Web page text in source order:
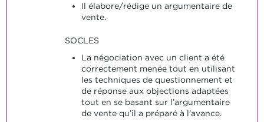
Il élabore/rédige un argumentaire de
vente.
SOCLES
La négociation avec un client a été
correctement menée tout en utilisant
les techniques de questionnement et
de réponse aux objections adaptées
tout en se basant sur l’argumentaire
de vente qu’il a préparé à l’avance.